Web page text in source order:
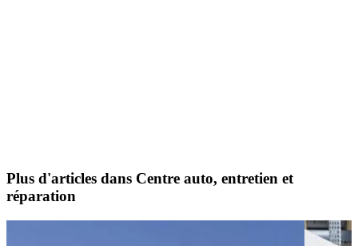
Plus d'articles dans Centre auto, entretien et
réparation